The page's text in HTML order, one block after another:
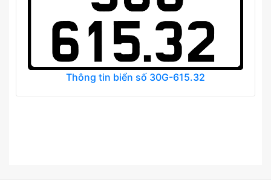
Thông tin biển số 30G-615.32